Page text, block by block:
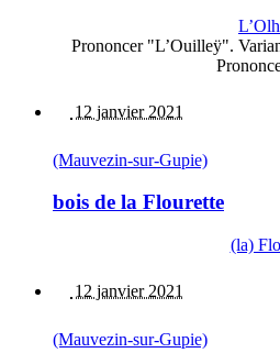
Prononcer "L’Ouilleÿ".
12 janvier 2021
(Mauvezin-sur-Gupie)
bois de la Flourette
(la)
12 janvier 2021
(Mauvezin-sur-Gupie)